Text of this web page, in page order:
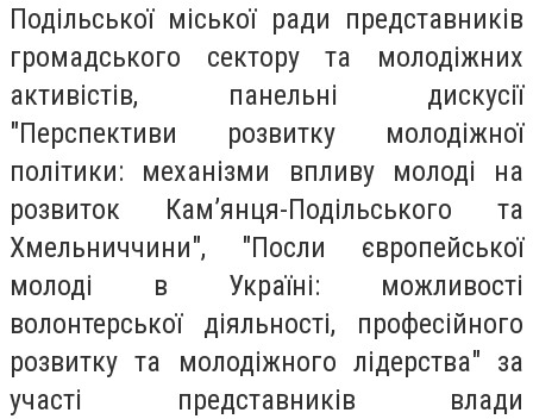
Подільської міської ради представників
громадського сектору та молодіжних
активістів, панельні дискусії
"Перспективи розвитку молодіжної
політики: механізми впливу молоді на
розвиток Кам’янця-Подільського та
Хмельниччини", "Посли європейської
молоді в Україні: можливості
волонтерської діяльності, професійного
розвитку та молодіжного лідерства" за
участі представників влади